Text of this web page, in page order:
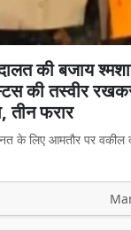
की बजाय
की तस्वीर
तीन फरार
के लिए आमतौर पर